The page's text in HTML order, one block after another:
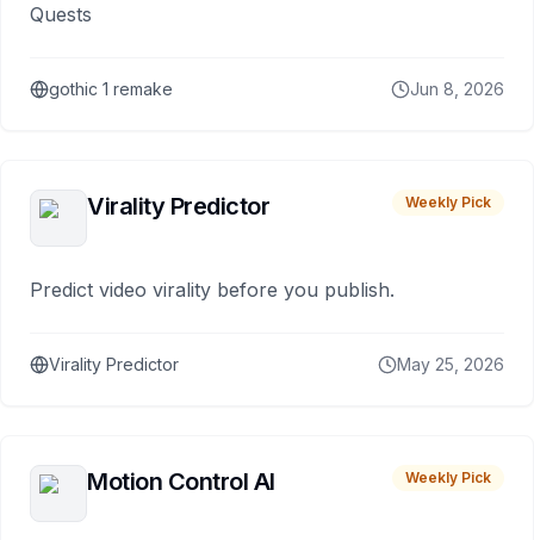
Quests
gothic 1 remake Jun 8, 2026
Virality Predictor Weekly Pick
Predict video virality before you publish.
Virality Predictor May 25, 2026
Motion Control AI Weekly Pick